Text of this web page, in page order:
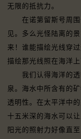
无限的抵抗力。
在诺第留斯号周围
见。多么光怪陆离的
来！谁能描绘光线穿
描绘那光线照在海洋
我们认得海洋的透
泉。海水中所含有的
透明性。在太平洋中
十五米深的海水可以
阳光的照射力好像直